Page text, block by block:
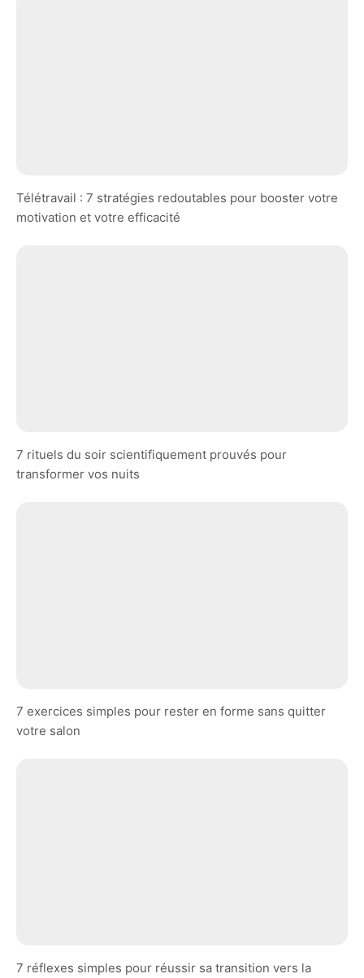
Télétravail : 7 stratégies redoutables pour booster votre
motivation et votre efficacité
7 rituels du soir scientifiquement prouvés pour
transformer vos nuits
7 exercices simples pour rester en forme sans quitter
votre salon
7 réflexes simples pour réussir sa transition vers la